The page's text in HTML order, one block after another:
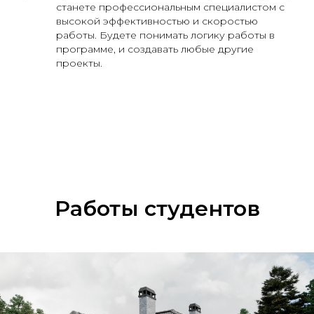
станете профессиональным специалистом с
высокой эффективностью и скоростью
работы. Будете понимать логику работы в
программе, и создавать любые другие
проекты.
Работы студентов